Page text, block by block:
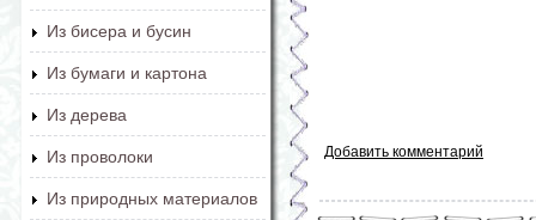
Из бисера и бусин
Из бумаги и картона
Из дерева
Из проволоки
Из природных материалов
Добавить комментарий